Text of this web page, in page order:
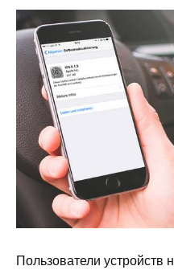
Пользователи устройств